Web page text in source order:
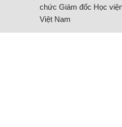
chức Giám đốc Học
Việt Nam